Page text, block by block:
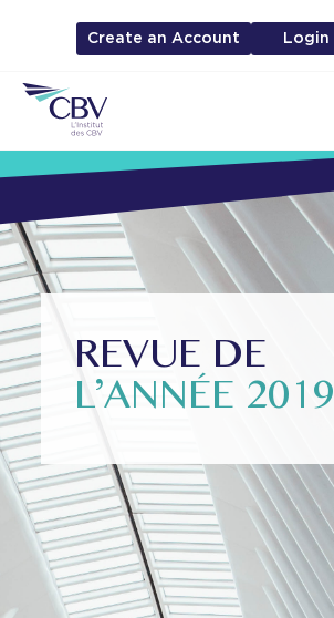
Create an Account Login
REVUE DE
L’ANNÉE 2019